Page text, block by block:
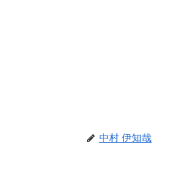
中村 伊知哉